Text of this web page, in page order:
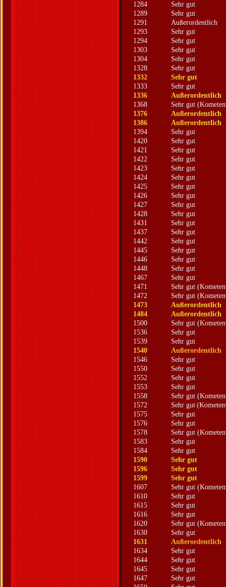
1284
Sehr gut
1289
Sehr gut
1291
Außerordentlich
1293
Sehr gut
1294
Sehr gut
1303
Sehr gut
1304
Sehr gut
1328
Sehr gut
1332
Sehr gut
1333
Sehr gut
1336
Außerordentlich
1368
Sehr gut
1376
Außerordentlich
1386
Außerordentlich
1394
Sehr gut
1420
Sehr gut
1421
Sehr gut
1422
Sehr gut
1423
Sehr gut
1424
Sehr gut
1425
Sehr gut
1426
Sehr gut
1427
Sehr gut
1428
Sehr gut
1431
Sehr gut
1437
Sehr gut
1442
Sehr gut
1445
Sehr gut
1446
Sehr gut
1448
Sehr gut
1467
Sehr gut
1471
Sehr gut
1472
Sehr gut
1473
Außerordentlich
1484
Außerordentlich
1500
Sehr gut
1536
Sehr gut
1539
Sehr gut
1540
Außerordentlich
1546
Sehr gut
1550
Sehr gut
1552
Sehr gut
1553
Sehr gut
1558
Sehr gut
1572
Sehr gut
1575
Sehr gut
1576
Sehr gut
1578
Sehr gut
1583
Sehr gut
1584
Sehr gut
1590
Sehr gut
1596
Sehr gut
1599
Sehr gut
1607
Sehr gut
1610
Sehr gut
1615
Sehr gut
1616
Sehr gut
1620
Sehr gut
1630
Sehr gut
1631
Außerordentlich
1634
Sehr gut
1644
Sehr gut
1645
Sehr gut
1647
Sehr gut